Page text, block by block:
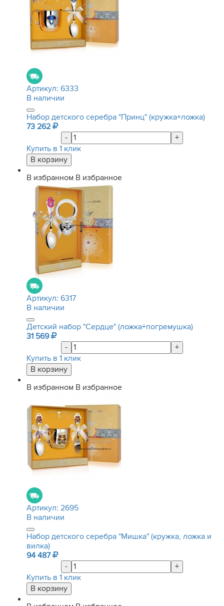
Артикул: 6333
В наличии
Набор детского серебра "Принц" (кружка+ложка)
73 262
-
+
Купить в 1 клик
В избранном В избранное
Артикул: 6317
В наличии
Детский набор "Сердце" (ложка+погремушка)
31 569
-
+
Купить в 1 клик
В избранном В избранное
Артикул: 2695
В наличии
Набор детского серебра "Мишка" (кружка, ложка и
вилка)
94 487
-
+
Купить в 1 клик